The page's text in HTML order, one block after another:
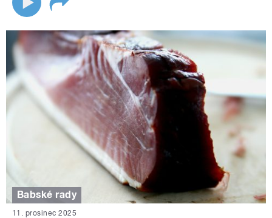
Babské rady
11. prosinec 2025